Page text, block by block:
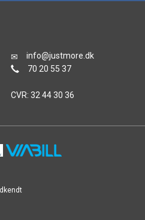
info@justmore.dk
70 20 55 37
CVR: 32 44 30 36